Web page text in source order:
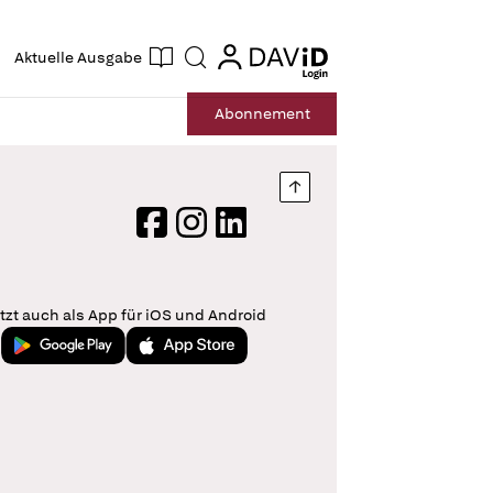
Aktuelle Ausgabe Suche login
login
Abonnement
Nach oben springen
FacebookInstagram
LinkedIn
auch als App für iOS und Android
Jetzt bei Google PlayLaden im App Store